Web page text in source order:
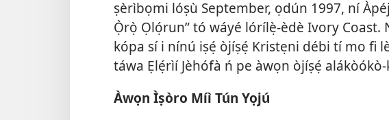
ṣèrìbọmi lóṣù September, ọdún 1997, ní
Ọ̀rọ̀ Ọlọ́run” tó wáyé lórílẹ̀-èdè Ivory Coast.
kópa sí i nínú iṣẹ́ òjíṣẹ́ Kristẹni débi tí mo fi
táwa Ẹlẹ́rìí Jèhófà ń pe àwọn òjíṣẹ́
Àwọn Ìṣòro Míì Tún Yọjú